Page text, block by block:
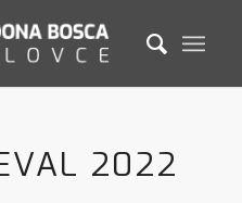
2022